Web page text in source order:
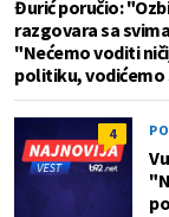
Đurić poručio:
razgovara sa
"Nećemo voditi
politiku, vodićemo
4